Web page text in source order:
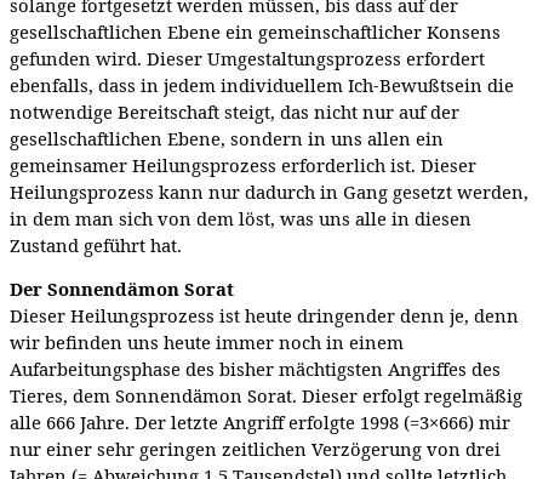
gesellschaftlichen Ebene ein gemeinschaftlicher Konsens
gefunden wird. Dieser Umgestaltungsprozess erfordert
ebenfalls, dass in jedem individuellem Ich-Bewußtsein die
notwendige Bereitschaft steigt, das nicht nur auf der
gesellschaftlichen Ebene, sondern in uns allen ein
gemeinsamer Heilungsprozess erforderlich ist. Dieser
Heilungsprozess kann nur dadurch in Gang gesetzt werden,
in dem man sich von dem löst, was uns alle in diesen
Zustand geführt hat.
Der Sonnendämon Sorat
Dieser Heilungsprozess ist heute dringender denn je, denn
wir befinden uns heute immer noch in einem
Aufarbeitungsphase des bisher mächtigsten Angriffes des
Tieres, dem Sonnendämon Sorat. Dieser erfolgt regelmäßig
alle 666 Jahre. Der letzte Angriff erfolgte 1998 (=3×666) mir
nur einer sehr geringen zeitlichen Verzögerung von drei